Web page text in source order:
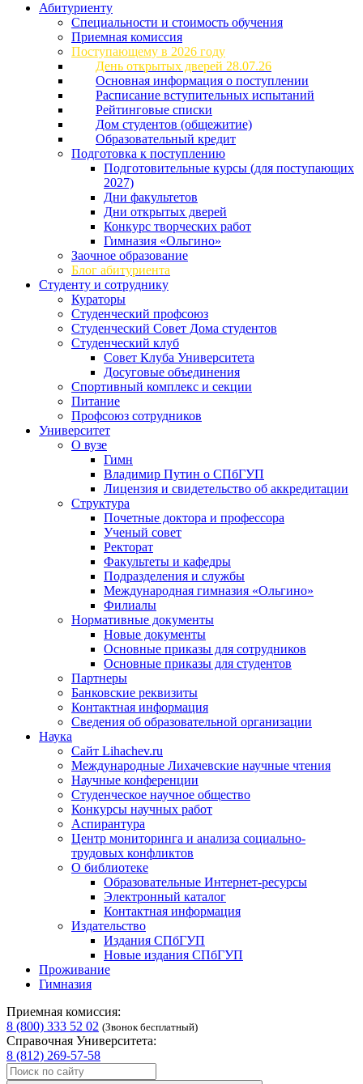
Абитуриенту
Специальности и стоимость обучения
Приемная комиссия
Поступающему в 2026 году
День открытых дверей 28.07.26
Основная информация о поступлении
Расписание вступительных испытаний
Рейтинговые списки
Дом студентов (общежитие)
Образовательный кредит
Подготовка к поступлению
Подготовительные курсы (для поступающих
2027)
Дни факультетов
Дни открытых дверей
Конкурс творческих работ
Гимназия «Ольгино»
Заочное образование
Блог абитуриента
Студенту и сотруднику
Кураторы
Студенческий профсоюз
Студенческий Совет Дома студентов
Студенческий клуб
Совет Клуба Университета
Досуговые объединения
Спортивный комплекс и секции
Питание
Профсоюз сотрудников
Университет
О вузе
Гимн
Владимир Путин о СПбГУП
Лицензия и свидетельство об аккредитации
Структура
Почетные доктора и профессора
Ученый совет
Ректорат
Факультеты и кафедры
Подразделения и службы
Международная гимназия «Ольгино»
Филиалы
Нормативные документы
Новые документы
Основные приказы для сотрудников
Основные приказы для студентов
Партнеры
Банковские реквизиты
Контактная информация
Сведения об образовательной организации
Наука
Сайт Lihachev.ru
Международные Лихачевские научные чтения
Научные конференции
Студенческое научное общество
Конкурсы научных работ
Аспирантура
Центр мониторинга и анализа социально-
трудовых конфликтов
О библиотеке
Образовательные Интернет-ресурсы
Электронный каталог
Контактная информация
Издательство
Издания СПбГУП
Новые издания СПбГУП
Проживание
Гимназия
Приемная комиссия:
8 (800) 333 52 02 (Звонок бесплатный)
Справочная Университета:
8 (812) 269-57-58